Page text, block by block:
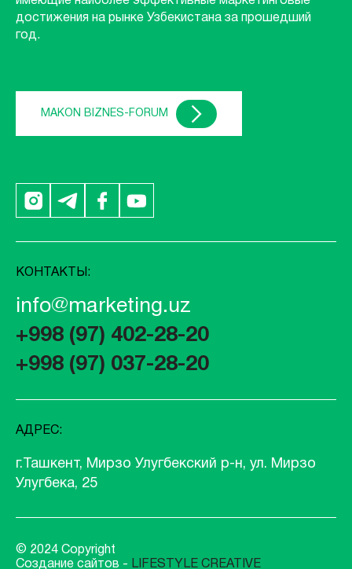
достижения на рынке Узбекистана за прошедший
год.
MAKON BIZNES-FORUM
КОНТАКТЫ:
info@marketing.uz
+998 (97) 402-28-20
+998 (97) 037-28-20
АДРЕС:
г.Ташкент, Мирзо Улугбекский р-н, ул. Мирзо
Улугбека, 25
© 2024 Copyright
Создание сайтов - LIFESTYLE CREATIVE